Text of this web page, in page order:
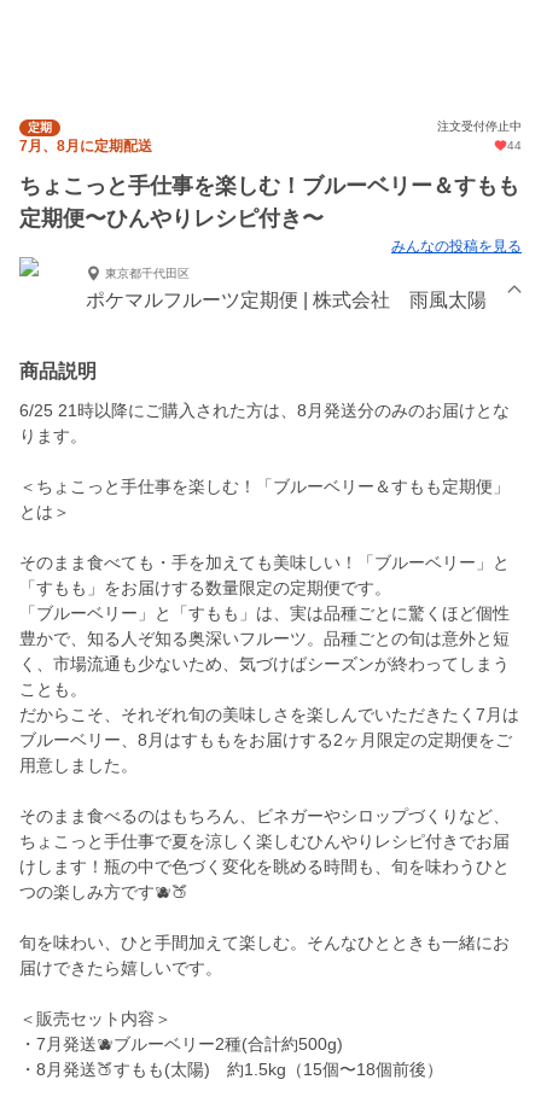
定期 注文受付停止中
7月、8月に定期配送 44
ちょこっと手仕事を楽しむ！ブルーベリー＆すもも
定期便〜ひんやりレシピ付き〜
みんなの投稿を見る
東京都千代田区
ポケマルフルーツ定期便 | 株式会社 雨風太陽
商品説明
6/25 21時以降にご購入された方は、8月発送分のみのお届けとな
ります。
＜ちょこっと手仕事を楽しむ！「ブルーベリー＆すもも定期便」
とは＞
そのまま食べても・手を加えても美味しい！「ブルーベリー」と
「すもも」をお届けする数量限定の定期便です。
「ブルーベリー」と「すもも」は、実は品種ごとに驚くほど個性
豊かで、知る人ぞ知る奥深いフルーツ。品種ごとの旬は意外と短
く、市場流通も少ないため、気づけばシーズンが終わってしまう
ことも。
だからこそ、それぞれ旬の美味しさを楽しんでいただきたく7月は
ブルーベリー、8月はすももをお届けする2ヶ月限定の定期便をご
用意しました。
そのまま食べるのはもちろん、ビネガーやシロップづくりなど、
ちょこっと手仕事で夏を涼しく楽しむひんやりレシピ付きでお届
けします！瓶の中で色づく変化を眺める時間も、旬を味わうひと
つの楽しみ方です🫐🍑
旬を味わい、ひと手間加えて楽しむ。そんなひとときも一緒にお
届けできたら嬉しいです。
＜販売セット内容＞
・7月発送🫐ブルーベリー2種(合計約500g)
・8月発送🍑すもも(太陽) 約1.5kg（15個〜18個前後）